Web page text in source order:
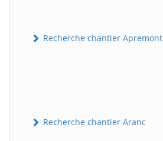
Recherche chantier Apremont
Recherche chantier Aranc